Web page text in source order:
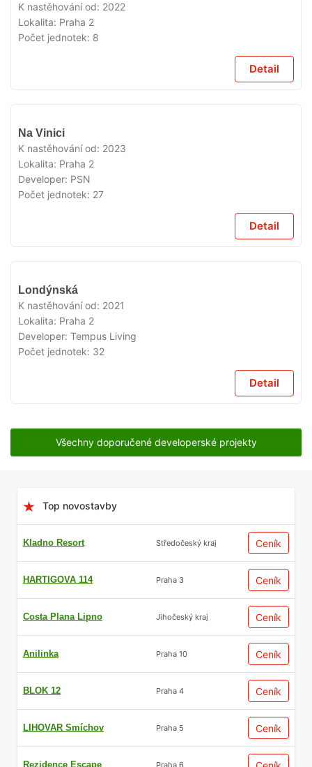
K nastěhování od: 2022
Lokalita: Praha 2
Počet jednotek: 8
Detail
Na Vinici
K nastěhování od: 2023
Lokalita: Praha 2
Developer: PSN
Počet jednotek: 27
Detail
Londýnská
K nastěhování od: 2021
Lokalita: Praha 2
Developer: Tempus Living
Počet jednotek: 32
Detail
Všechny doporučené developerské projekty
Top novostavby
Kladno Resort Středočeský kraj Ceník
HARTIGOVA 114 Praha 3 Ceník
Costa Plana Lipno Jihočeský kraj Ceník
Anilinka Praha 10 Ceník
BLOK 12 Praha 4 Ceník
LIHOVAR Smíchov Praha 5 Ceník
Rezidence Escape Praha 6